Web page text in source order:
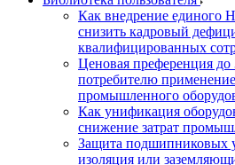
Как внедрение единого
снизить кадровый
квалифицированных
Ценовая преференция до
потребителю
промышленного
Как унификация
снижение затрат
Защита подшипниковых
изоляция или